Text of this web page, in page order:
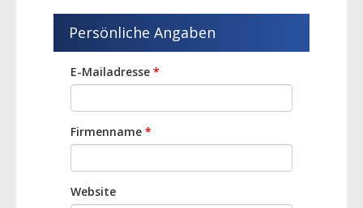
Persönliche Angaben
E-Mailadresse *
Firmenname *
Website